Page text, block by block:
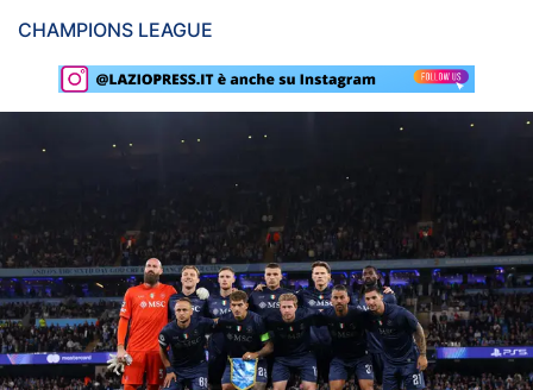
Calciomercato
Lazio Women
Rassegna Lazio
Calcio
Serie A
Champions League
CHAMPIONS LEAGUE